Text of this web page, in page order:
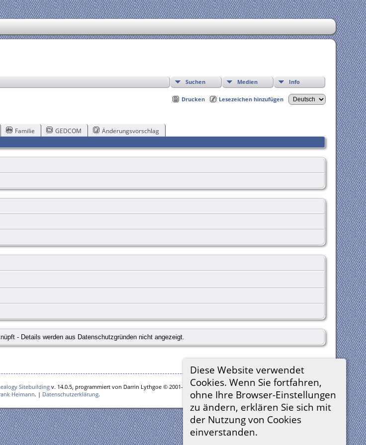
Suchen Medien Info
Drucken Lesezeichen hinzufügen
Diese Website verwendet
Cookies. Wenn Sie fortfahren,
ohne Ihre Browser-Einstellungen
zu ändern, erklären Sie sich mit
der Nutzung von Cookies
einverstanden.
Familie GEDCOM Änderungsvorschlag
- Details werden aus Datenschutzgründen nicht angezeigt.
Sitebuildingv. 14.0.5, programmiert von Darrin Lythgoe © 2001-2026.
Heimann. | Datenschutzerklärung.